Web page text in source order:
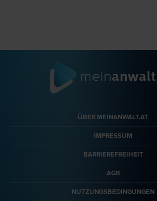
ÜBER MEINANWALT.AT
IMPRESSUM
BARRIEREFREIHEIT
AGB
NUTZUNGSBEDINGUNGEN